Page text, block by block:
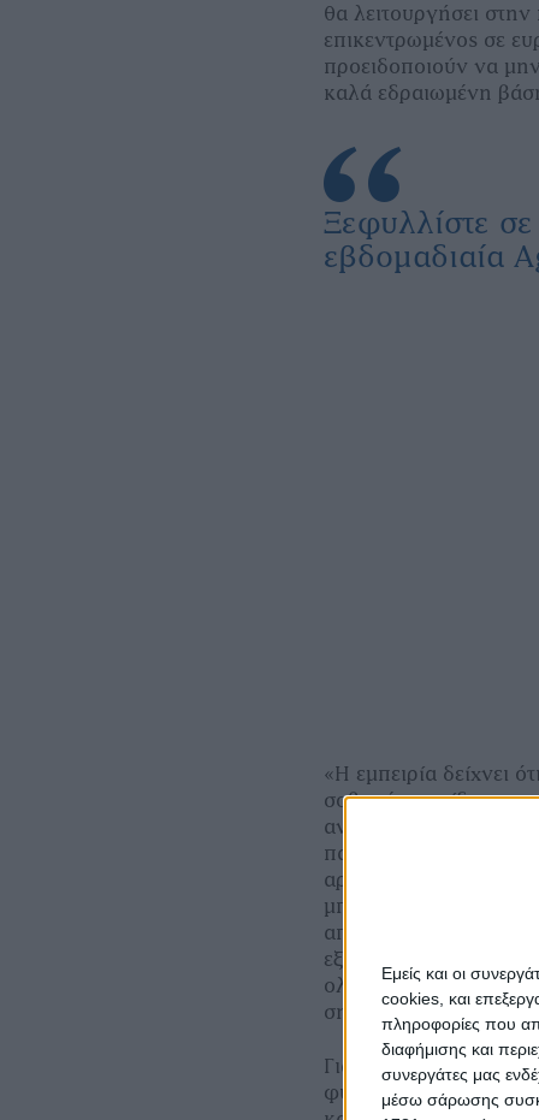
Εμείς και οι
cookies, και
πληροφορίες που
διαφήμισης και
συνεργάτες μας
μέσω σάρωσης
θα λειτουργήσει
επικεντρωµένος σε
προειδοποιούν να
καλά εδραιωµένη
Ξεφυλλίστε
εβδομαδιαία
«Η εµπειρία δείχνει
σοβαρά τους ίδιους
αναφέρει η οργάνωση.
παροχή
αρπαγής γης και την
µπορούσαν να
αποκλειστικά για τη
εξωτερικούς
ολόκληρη η
σηµειώνουν.
Για τις Copa-
φύση πρέπει να